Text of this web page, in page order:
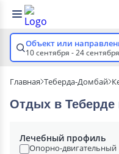
Объект или
10 сентября - 24
Главная Теберда-Домбай
Отдых в Теберде
Лечебный профиль
Опорно-двигательный